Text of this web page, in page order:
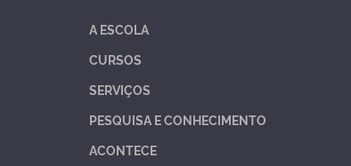
A ESCOLA
CURSOS
SERVIÇOS
PESQUISA E CONHECIMENTO
ACONTECE